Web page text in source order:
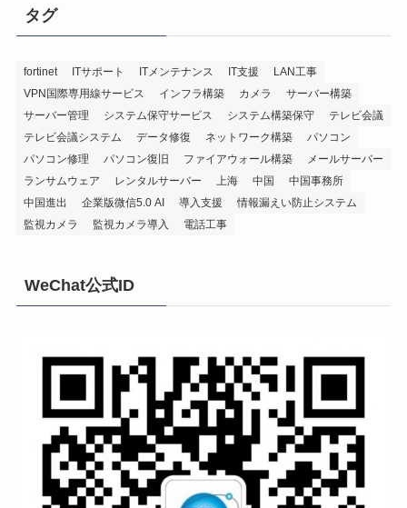
タグ
fortinet ITサポート ITメンテナンス IT支援
LAN工事
VPN国際専用線サービス
インフラ構築 カメラ
サーバー構築
サーバー管理
システム保守サービス システム構築保守
テレビ会議
テレビ会議システム
データ修復 ネットワーク構築
パソコン
パソコン修理
パソコン復旧 ファイアウォール構築
メールサーバー
ランサムウェア
レンタルサーバー 上海 中国
中国事務所
中国進出
企業版微信5.0 AI 導入支援
情報漏えい防止システム
監視カメラ
監視カメラ導入 電話工事
WeChat公式ID